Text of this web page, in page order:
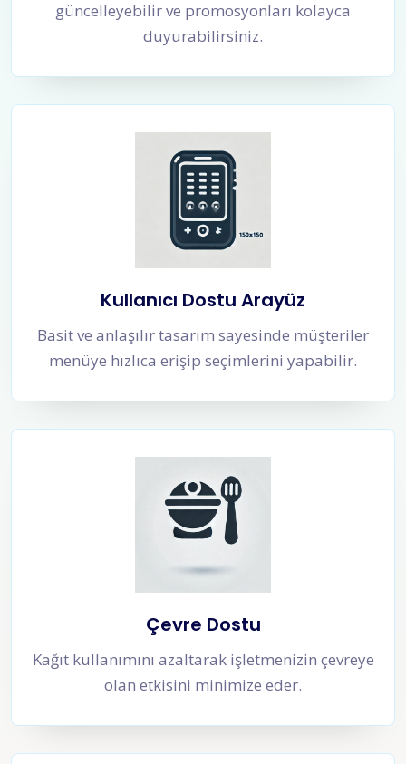
güncelleyebilir ve promosyonları kolayca
duyurabilirsiniz.
Kullanıcı Dostu Arayüz
Basit ve anlaşılır tasarım sayesinde müşteriler
menüye hızlıca erişip seçimlerini yapabilir.
Çevre Dostu
Kağıt kullanımını azaltarak işletmenizin çevreye
olan etkisini minimize eder.